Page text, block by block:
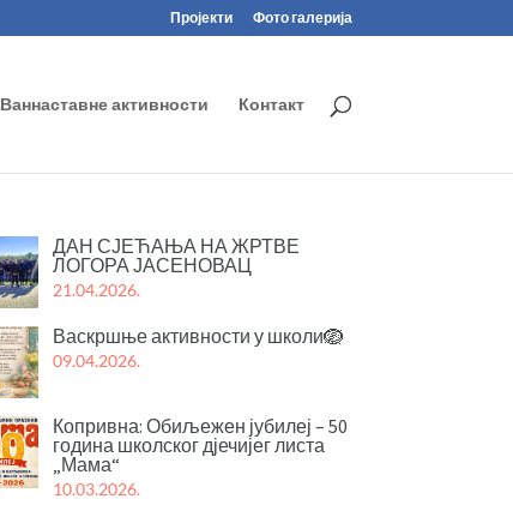
Пројекти Фото галерија
Ваннаставне активности Контакт
ДАН СЈЕЋАЊА НА ЖРТВЕ
ЛОГОРА ЈАСЕНОВАЦ
21.04.2026.
Васкршње активности у школи🪺
09.04.2026.
Копривна: Обиљежен јубилеј – 50
година школског дјечијег листа
„Мама“
10.03.2026.